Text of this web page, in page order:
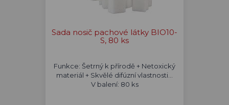
Sada nosič pachové látky BIO10-
S, 80 ks
Funkce: Šetrný k přírodě + Netoxický
materiál + Skvělé difúzní vlastnosti...
V balení: 80 ks